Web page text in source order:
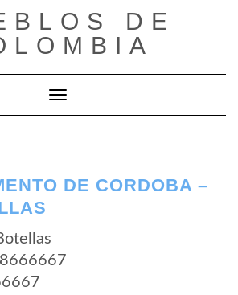
DE
Cambiar modo de navegación
DE CORDOBA –